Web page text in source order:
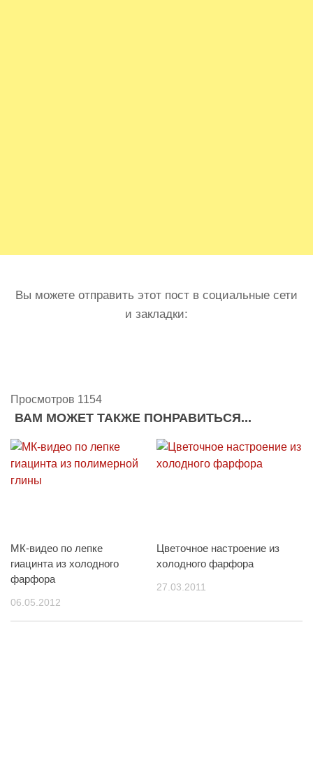
Вы можете отправить этот пост в социальные сети
и закладки:
Просмотров 1154
ВАМ МОЖЕТ ТАКЖЕ ПОНРАВИТЬСЯ...
МК-видео по лепке
гиацинта из холодного
фарфора
06.05.2012
Цветочное настроение из
холодного фарфора
27.03.2011